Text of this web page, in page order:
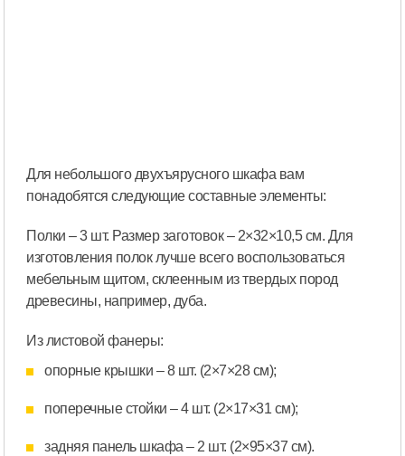
Для небольшого двухъярусного шкафа вам
понадобятся следующие составные элементы:
Полки – 3 шт. Размер заготовок – 2×32×10,5 см. Для
изготовления полок лучше всего воспользоваться
мебельным щитом, склеенным из твердых пород
древесины, например, дуба.
Из листовой фанеры:
опорные крышки – 8 шт. (2×7×28 см);
поперечные стойки – 4 шт. (2×17×31 см);
задняя панель шкафа – 2 шт. (2×95×37 см).